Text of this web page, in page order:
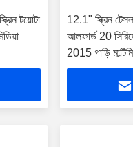
টয়োটা
12.1" স্ক্রিন
আলফার্ড 20
2015 গাড়ি
প্লেয়ার